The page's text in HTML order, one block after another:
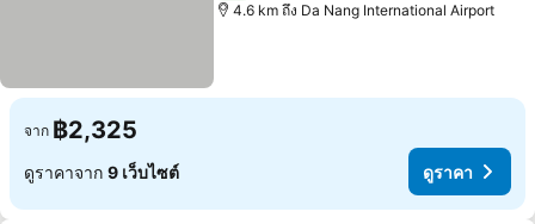
4.6 km ถึง Da Nang International Airport
จาก ฿2,325
ดูราคาจาก 9 เว็บไซต์ ดูราคา